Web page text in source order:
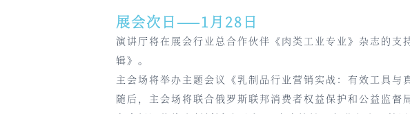
展会次日——1月28日
演讲厅将在展会行业总合作伙伴《肉类工业专业》杂志的
辑》。
主会场将举办主题会议《乳制品行业营销实战：有效工具与
随后，主会场将联合俄罗斯联邦消费者权益保护和公益监督